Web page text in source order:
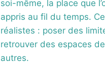
soi-même, la place que
appris au fil du temps.
réalistes : poser des
retrouver des espaces
autres.